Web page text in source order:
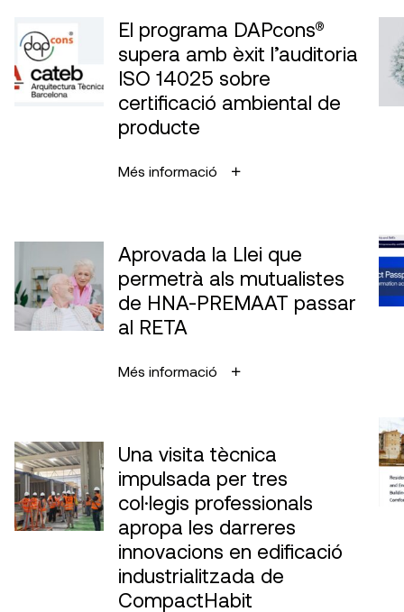
El programa DAPcons®
supera amb èxit l’auditoria
ISO 14025 sobre
certificació ambiental de
producte
Més informació
Aprovada la Llei que
permetrà als mutualistes
de HNA-PREMAAT passar
al RETA
Més informació
Una visita tècnica
impulsada per tres
col·legis professionals
apropa les darreres
innovacions en edificació
industrialitzada de
CompactHabit